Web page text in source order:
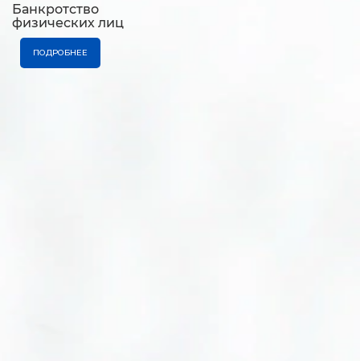
Банкротство
физических лиц
ПОДРОБНЕЕ